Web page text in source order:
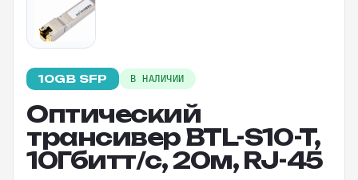
10GB SFP В НАЛИЧИИ
Оптический
трансивер BTL-S10-T,
10Гбитт/c, 20м, RJ-45